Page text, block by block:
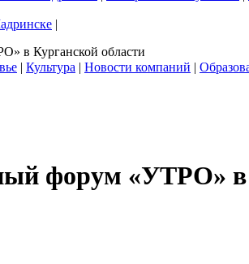
|
в Курганской области
| Культура | Новости компаний |
форум «УТРО» в